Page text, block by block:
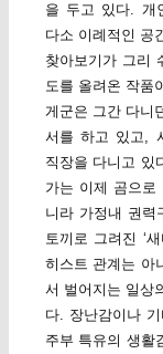
을 두고 있다. 개
다소 이례적인 공
찾아보기가 그리
도를 올려온 작품
게군은 그간 다니
서를 하고 있고,
직장을 다니고 있
가는 이제 곰으로
니라 가정내 권력
토끼로 그려진 ‘
히스트 관계는 아
서 벌어지는 일상
다. 장난감이나
주부 특유의 생활